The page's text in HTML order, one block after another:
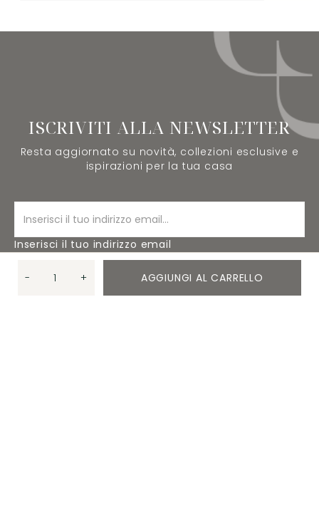
- Quantità
+ AGGIUNGI AL CARRELLO
ISCRIVITI ALLA NEWSLETTER
Resta aggiornato su novità, collezioni esclusive e
ispirazioni per la tua casa
Inserisci il tuo indirizzo email
ISCRIVITI